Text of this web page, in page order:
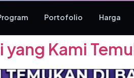
Portofolio Harga
yang Kami